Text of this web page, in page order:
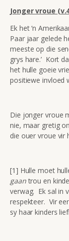
Jonger vroue
Ek het ‘n
Paar jaar gelede
meeste op die
grys hare.’ Kort
het hulle goeie
positiewe invloed
Die jonger vroue
nie, maar gretig
die ouer vroue vir
[1] Hulle moet
gaantrou en
verwag. Ek sal in
respekteer. Vir
sy haar kinders